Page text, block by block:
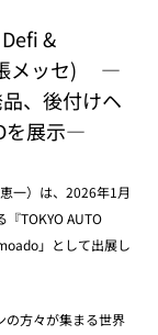
&
張メッセ) ―
、後付けヘ
を展示―
一）は、2026年1月
TOKYO AUTO
」として出展し
の方々が集まる世界